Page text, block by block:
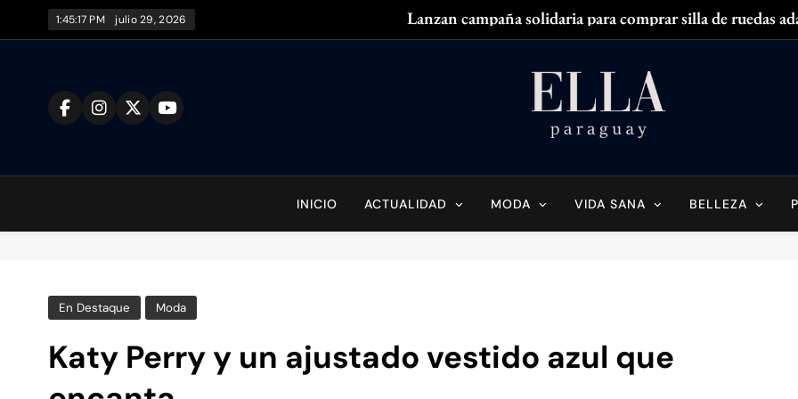
1:45:18 PM julio 29, 2026
Lanzan campaña solidaria para comprar silla de ruedas
Zendaya
Ella Paraguay
INICIO ACTUALIDAD MODA VIDA SANA BELLEZA
En Destaque Moda
Katy Perry y un ajustado vestido azul que